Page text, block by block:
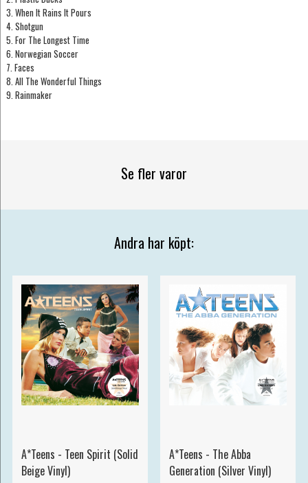
3. When It Rains It Pours
4. Shotgun
5. For The Longest Time
6. Norwegian Soccer
7. Faces
8. All The Wonderful Things
9. Rainmaker
Se fler varor
Andra har köpt:
A*Teens - Teen Spirit (Solid
Beige Vinyl)
A*Teens - The Abba
Generation (Silver Vinyl)